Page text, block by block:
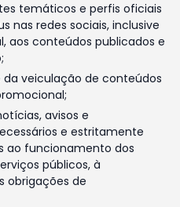
temáticos e perfis oficiais
nas redes sociais, inclusive
aos conteúdos publicados e
veiculação de conteúdos
avisos e
e estritamente
ao funcionamento dos
públicos, à
obrigações de